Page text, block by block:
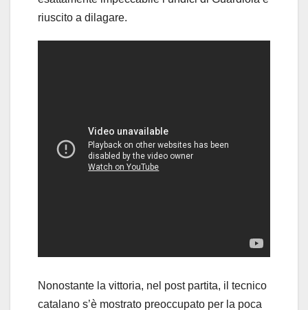
riuscito a dilagare.
Nonostante la vittoria, nel post partita, il tecnico
catalano s’è mostrato preoccupato per la poca